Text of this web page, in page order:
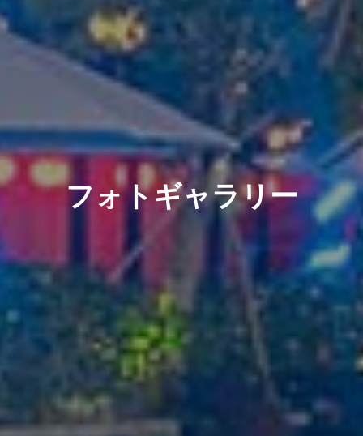
フォトギャラリー